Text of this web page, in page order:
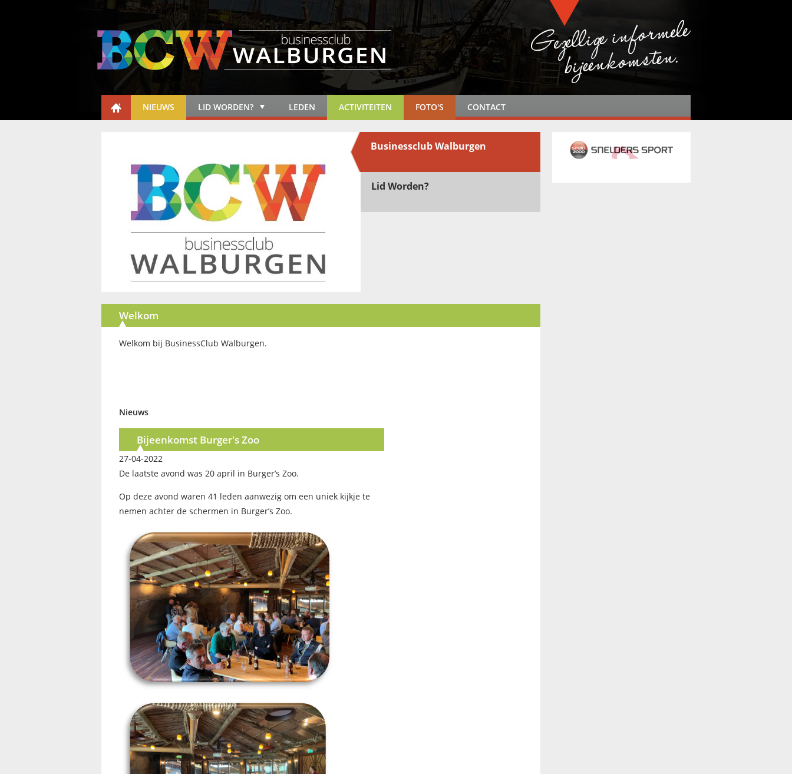
NIEUWS LID WORDEN? LEDEN ACTIVITEITEN FOTO'S CONTACT
Businessclub Walburgen
Lid Worden?
Welkom
Welkom bij BusinessClub Walburgen.
Nieuws
Bijeenkomst Burger's Zoo
27-04-2022
De laatste avond was 20 april in Burger’s Zoo.
Op deze avond waren 41 leden aanwezig om een uniek kijkje te
nemen achter de schermen in Burger’s Zoo.